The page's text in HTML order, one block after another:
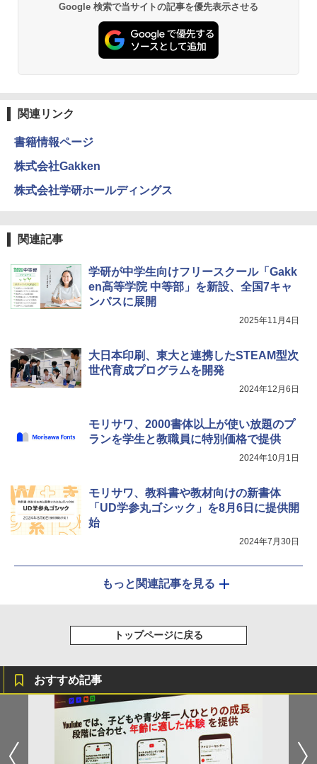
Google 検索で当サイトの記事を優先表示させる
関連リンク
書籍情報ページ
株式会社Gakken
株式会社学研ホールディングス
関連記事
学研が中学生向けフリースクール「Gakk
en高等学院 中等部」を新設、全国7キャ
ンパスに展開
2025年11月4日
大日本印刷、東大と連携したSTEAM型次
世代育成プログラムを開発
2024年12月6日
モリサワ、2000書体以上が使い放題のプ
ランを学生と教職員に特別価格で提供
2024年10月1日
モリサワ、教科書や教材向けの新書体
「UD学参丸ゴシック」を8月6日に提供開
始
2024年7月30日
もっと関連記事を見る
トップページに戻る
おすすめ記事